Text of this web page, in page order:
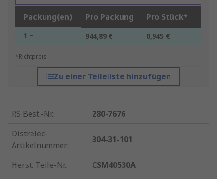
Packung(en) Pro Packung Pro Stück*
1 + 944,89 € 0,945 €
*Richtpreis
Zu einer Teileliste hinzufügen
RS Best.-Nr.:
280-7676
Distrelec-
Artikelnummer:
304-31-101
Herst. Teile-Nr.:
CSM40530A